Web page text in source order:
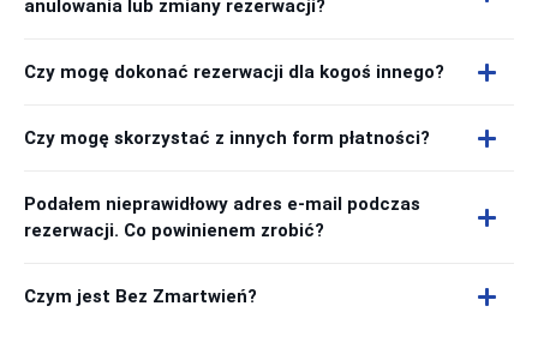
anulowania lub zmiany rezerwacji?
Czy mogę dokonać rezerwacji dla kogoś innego?
Czy mogę skorzystać z innych form płatności?
Podałem nieprawidłowy adres e-mail podczas
rezerwacji. Co powinienem zrobić?
Czym jest Bez Zmartwień?